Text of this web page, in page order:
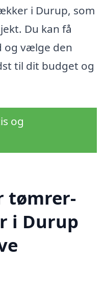
i Durup, som
Du kan få
og vælge den
til dit budget og
og
tømrer-
i Durup